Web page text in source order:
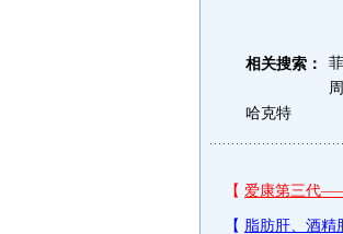
相关搜索：
哈克特